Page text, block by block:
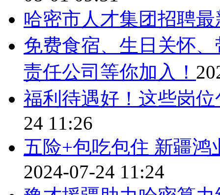
哈密市人才集团招聘
免费食宿、生日关怀
责任公司等你加入！
福利待遇好！这些岗
24 11:26
五险+包吃包住 新疆
2024-07-24 11:24